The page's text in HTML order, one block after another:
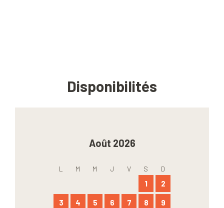
Disponibilités
Août 2026
L M M J V S D
1 2
3 4 5 6 7 8 9